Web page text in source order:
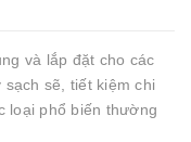
và lắp đặt cho các
sẽ, tiết kiệm chi
loại phổ biến thường